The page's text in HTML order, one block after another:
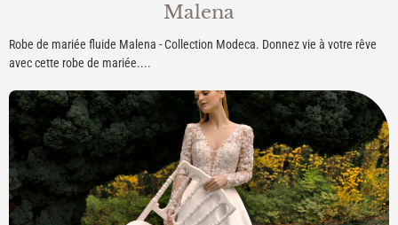
Malena
Robe de mariée fluide Malena - Collection Modeca. Donnez vie à votre rêve
avec cette robe de mariée....